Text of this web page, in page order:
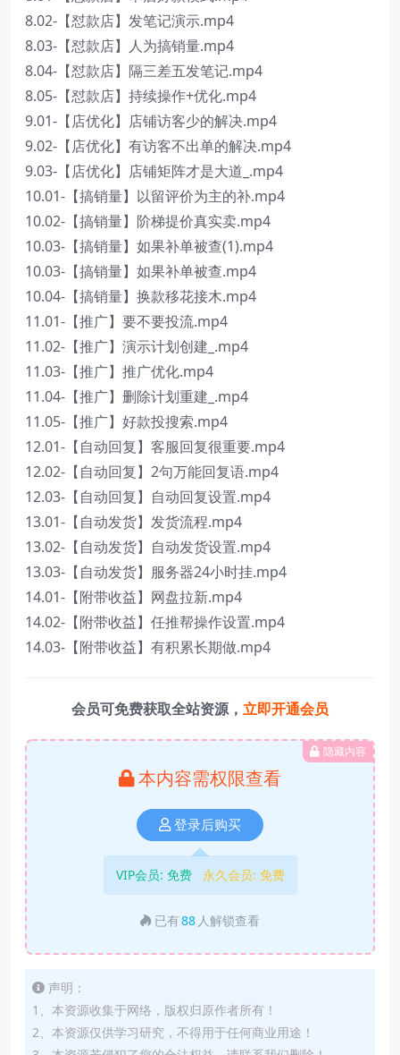
8.02-【怼款店】发笔记演示.mp4
8.03-【怼款店】人为搞销量.mp4
8.04-【怼款店】隔三差五发笔记.mp4
8.05-【怼款店】持续操作+优化.mp4
9.01-【店优化】店铺访客少的解决.mp4
9.02-【店优化】有访客不出单的解决.mp4
9.03-【店优化】店铺矩阵才是大道_.mp4
10.01-【搞销量】以留评价为主的补.mp4
10.02-【搞销量】阶梯提价真实卖.mp4
10.03-【搞销量】如果补单被查(1).mp4
10.03-【搞销量】如果补单被查.mp4
10.04-【搞销量】换款移花接木.mp4
11.01-【推广】要不要投流.mp4
11.02-【推广】演示计划创建_.mp4
11.03-【推广】推广优化.mp4
11.04-【推广】删除计划重建_.mp4
11.05-【推广】好款投搜索.mp4
12.01-【自动回复】客服回复很重要.mp4
12.02-【自动回复】2句万能回复语.mp4
12.03-【自动回复】自动回复设置.mp4
13.01-【自动发货】发货流程.mp4
13.02-【自动发货】自动发货设置.mp4
13.03-【自动发货】服务器24小时挂.mp4
14.01-【附带收益】网盘拉新.mp4
14.02-【附带收益】任推帮操作设置.mp4
14.03-【附带收益】有积累长期做.mp4
会员可免费获取全站资源， 立即开通会员
隐藏内容
本内容需权限查看
登录后购买
VIP会员: 免费 永久会员: 免费
已有88 人解锁查看
声明：
1、本资源收集于网络，版权归原作者所有！
2、本资源仅供学习研究，不得用于任何商业用途！